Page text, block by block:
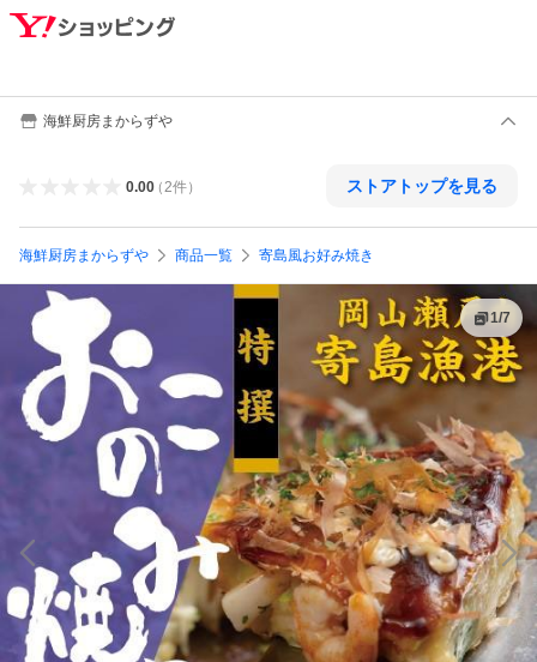
海鮮厨房まからずや
0.00（ 2件） ストアトップを見る
海鮮厨房まからずや 商品一覧 寄島風お好み焼き
1/7